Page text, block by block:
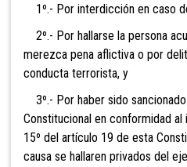
1º.- Por interdicción en caso
2º.- Por hallarse la persona
merezca pena aflictiva o por
conducta terrorista, y
3º.- Por haber sido sancionado
Constitucional en conformidad
15º del artículo 19 de esta
causa se hallaren privados del